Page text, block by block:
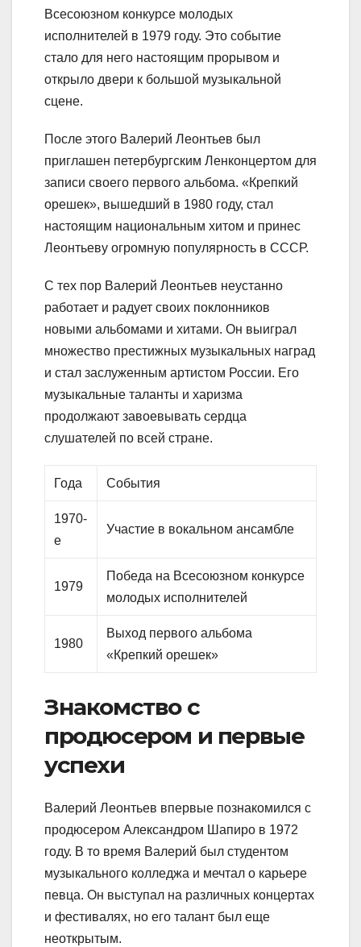
Всесоюзном конкурсе молодых
исполнителей в 1979 году. Это событие
стало для него настоящим прорывом и
открыло двери к большой музыкальной
сцене.
После этого Валерий Леонтьев был
приглашен петербургским Ленконцертом для
записи своего первого альбома. «Крепкий
орешек», вышедший в 1980 году, стал
настоящим национальным хитом и принес
Леонтьеву огромную популярность в СССР.
С тех пор Валерий Леонтьев неустанно
работает и радует своих поклонников
новыми альбомами и хитами. Он выиграл
множество престижных музыкальных наград
и стал заслуженным артистом России. Его
музыкальные таланты и харизма
продолжают завоевывать сердца
слушателей по всей стране.
Года События
1970-
е
Участие в вокальном ансамбле
1979
Победа на Всесоюзном конкурсе
молодых исполнителей
1980
Выход первого альбома
«Крепкий орешек»
Знакомство с
продюсером и первые
успехи
Валерий Леонтьев впервые познакомился с
продюсером Александром Шапиро в 1972
году. В то время Валерий был студентом
музыкального колледжа и мечтал о карьере
певца. Он выступал на различных концертах
и фестивалях, но его талант был еще
неоткрытым.